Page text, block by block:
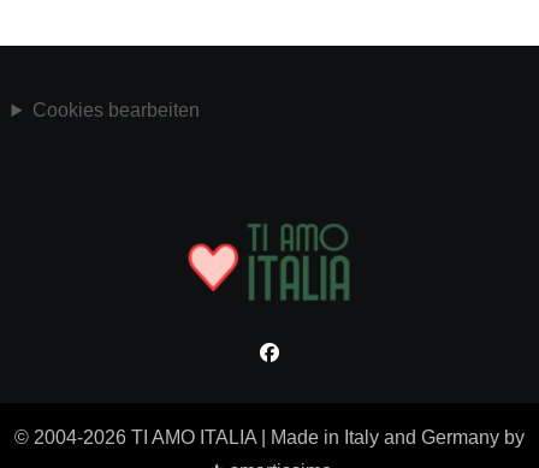
Cookies bearbeiten
© 2004-2026 TI AMO ITALIA
Made in Italy and Germany by